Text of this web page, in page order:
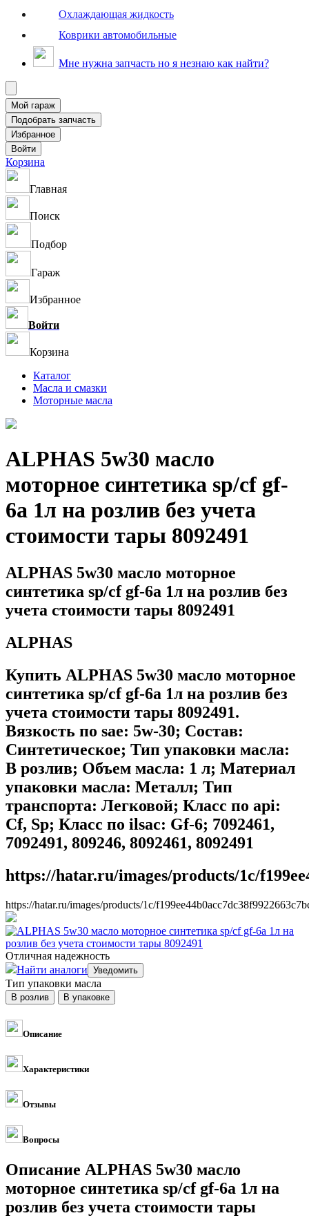
Охлаждающая жидкость
Коврики автомобильные
Мне нужна запчасть но я незнаю как найти?
Корзина
Главная
Поиск
Подбор
Гараж
Избранное
Войти
Корзина
Каталог
Масла и смазки
Моторные масла
ALPHAS 5w30 масло
моторное синтетика sp/cf gf-
6a 1л на розлив без учета
стоимости тары 8092491
ALPHAS 5w30 масло моторное
синтетика sp/cf gf-6a 1л на розлив без
учета стоимости тары 8092491
ALPHAS
Купить ALPHAS 5w30 масло моторное
синтетика sp/cf gf-6a 1л на розлив без
учета стоимости тары 8092491.
Вязкость по sae: 5w-30; Состав:
Синтетическое; Тип упаковки масла:
В розлив; Объем масла: 1 л; Материал
упаковки масла: Металл; Тип
транспорта: Легковой; Класс по api:
Cf, Sp; Класс по ilsac: Gf-6; 7092461,
7092491, 809246, 8092461, 8092491
https://hatar.ru/images/products/1c/
https://hatar.ru/images/products/1c/
Отличная надежность
Найти аналоги
Тип упаковки масла
Описание
Характеристики
Отзывы
Вопросы
Описание ALPHAS 5w30 масло
моторное синтетика sp/cf gf-6a 1л на
розлив без учета стоимости тары